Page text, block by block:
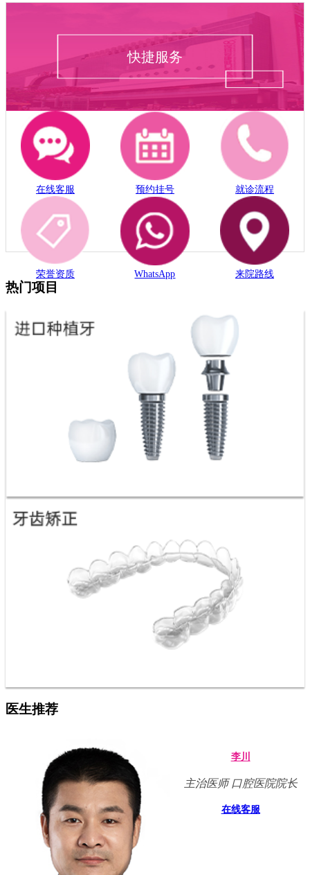
快捷服务
在线客服 预约挂号 就诊流程
荣誉资质 WhatsApp 来院路线
热门项目
医生推荐
李川
主治医师 口腔医院院长
在线客服